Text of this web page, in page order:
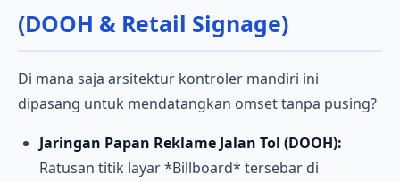
(DOOH & Retail Signage)
Di mana saja arsitektur kontroler mandiri ini
dipasang untuk mendatangkan omset tanpa pusing?
Jaringan Papan Reklame Jalan Tol (DOOH):
Ratusan titik layar *Billboard* tersebar di